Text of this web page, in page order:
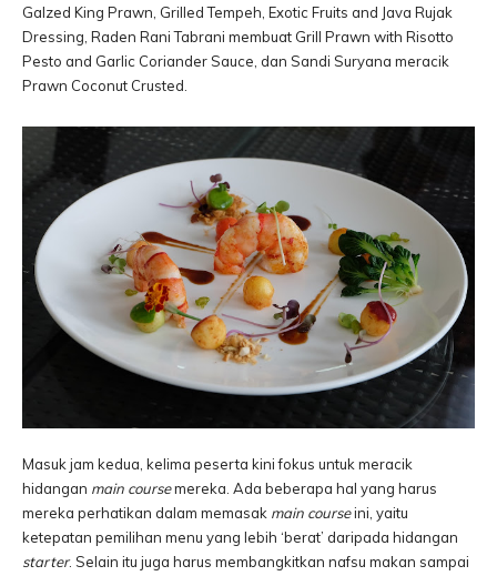
Galzed King Prawn, Grilled Tempeh, Exotic Fruits and Java Rujak
Dressing, Raden Rani Tabrani membuat Grill Prawn with Risotto
Pesto and Garlic Coriander Sauce, dan Sandi Suryana meracik
Prawn Coconut Crusted.
Masuk jam kedua, kelima peserta kini fokus untuk meracik
hidangan main coursemereka. Ada beberapa hal yang harus
mereka perhatikan dalam memasak main courseini, yaitu
ketepatan pemilihan menu yang lebih ‘berat’ daripada hidangan
starter. Selain itu juga harus membangkitkan nafsu makan sampai